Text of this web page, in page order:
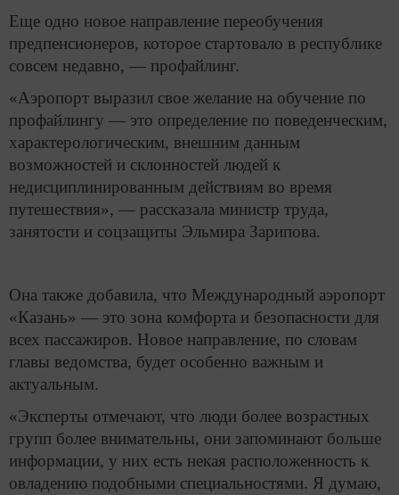
Еще одно новое направление переобучения
предпенсионеров, которое стартовало в республике
совсем недавно, — профайлинг.
«Аэропорт выразил свое желание на обучение по
профайлингу — это определение по поведенческим,
характерологическим, внешним данным
возможностей и склонностей людей к
недисциплинированным действиям во время
путешествия», — рассказала министр труда,
занятости и соцзащиты Эльмира Зарипова.
Она также добавила, что Международный аэропорт
«Казань» — это зона комфорта и безопасности для
всех пассажиров. Новое направление, по словам
главы ведомства, будет особенно важным и
актуальным.
«Эксперты отмечают, что люди более возрастных
групп более внимательны, они запоминают больше
информации, у них есть некая расположенность к
овладению подобными специальностями. Я думаю,